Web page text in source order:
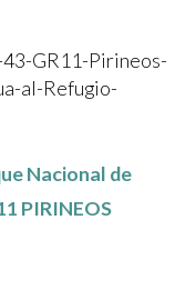
GR11-Pirineos-
al-Refugio-
Nacional de
PIRINEOS